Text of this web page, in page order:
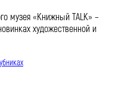
музея «Книжный TALK» –
художественной и